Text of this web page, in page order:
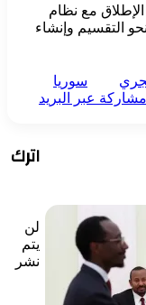
مع نظام
التقسيم وإنشاء
سوريا
مشاركة عبر البريد
اترك
لن
يتم
نشر